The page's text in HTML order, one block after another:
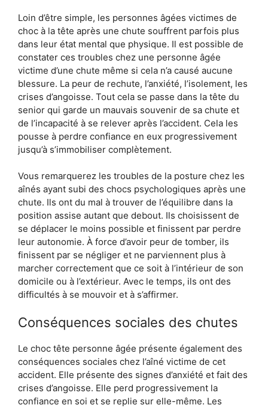
Loin d’être simple, les personnes âgées victimes de
choc à la tête après une chute souffrent parfois plus
dans leur état mental que physique. Il est possible de
constater ces troubles chez une personne âgée
victime d’une chute même si cela n’a causé aucune
blessure. La peur de rechute, l’anxiété, l’isolement, les
crises d’angoisse. Tout cela se passe dans la tête du
senior qui garde un mauvais souvenir de sa chute et
de l’incapacité à se relever après l’accident. Cela les
pousse à perdre confiance en eux progressivement
jusqu’à s’immobiliser complètement.
Vous remarquerez les troubles de la posture chez les
aînés ayant subi des chocs psychologiques après une
chute. Ils ont du mal à trouver de l’équilibre dans la
position assise autant que debout. Ils choisissent de
se déplacer le moins possible et finissent par perdre
leur autonomie. À force d’avoir peur de tomber, ils
finissent par se négliger et ne parviennent plus à
marcher correctement que ce soit à l’intérieur de son
domicile ou à l’extérieur. Avec le temps, ils ont des
difficultés à se mouvoir et à s’affirmer.
Conséquences sociales des chutes
Le choc tête personne âgée présente également des
conséquences sociales chez l’aîné victime de cet
accident. Elle présente des signes d’anxiété et fait des
crises d’angoisse. Elle perd progressivement la
confiance en soi et se replie sur elle-même. Les